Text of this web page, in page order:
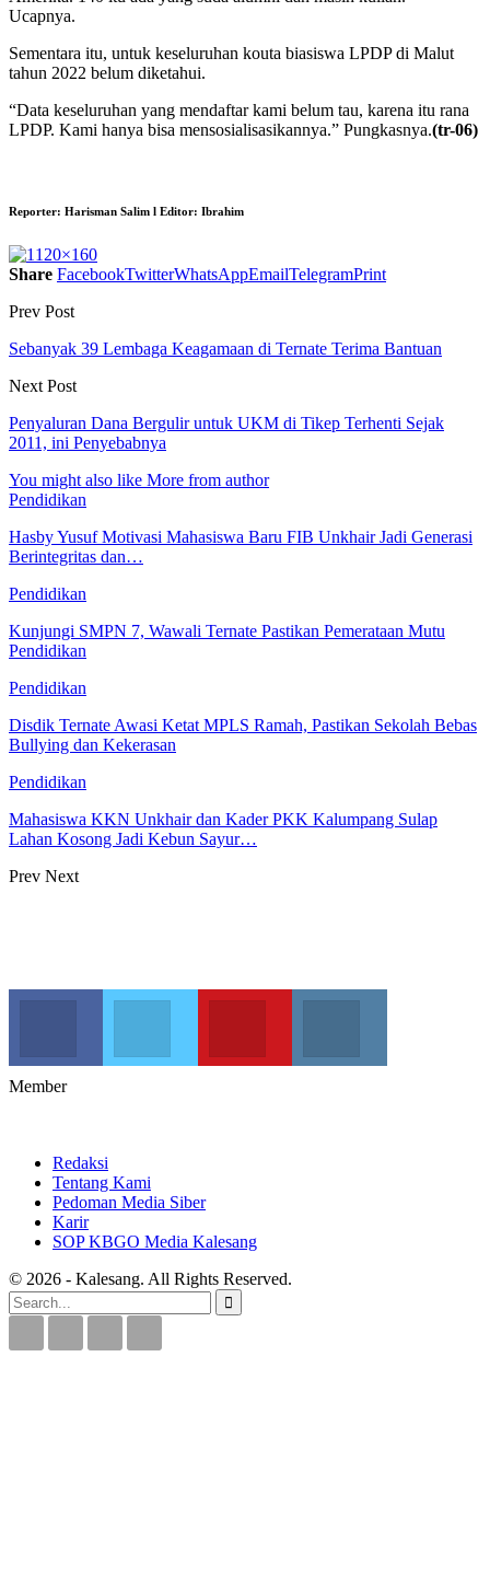
Ucapnya.
Sementara itu, untuk keseluruhan kouta biasiswa LPDP di Malut
tahun 2022 belum diketahui.
“Data keseluruhan yang mendaftar kami belum tau, karena itu rana
LPDP. Kami hanya bisa mensosialisasikannya.” Pungkasnya.(tr-06)
Reporter: Harisman Salim l Editor: Ibrahim
Share FacebookTwitterWhatsAppEmailTelegramPrint
Prev Post
Sebanyak 39 Lembaga Keagamaan di Ternate Terima Bantuan
Next Post
Penyaluran Dana Bergulir untuk UKM di Tikep Terhenti Sejak
2011, ini Penyebabnya
You might also like More from author
Pendidikan
Hasby Yusuf Motivasi Mahasiswa Baru FIB Unkhair Jadi Generasi
Berintegritas dan…
Pendidikan
Kunjungi SMPN 7, Wawali Ternate Pastikan Pemerataan Mutu
Pendidikan
Pendidikan
Disdik Ternate Awasi Ketat MPLS Ramah, Pastikan Sekolah Bebas
Bullying dan Kekerasan
Pendidikan
Mahasiswa KKN Unkhair dan Kader PKK Kalumpang Sulap
Lahan Kosong Jadi Kebun Sayur…
Prev Next
Member
Redaksi
Tentang Kami
Pedoman Media Siber
Karir
SOP KBGO Media Kalesang
© 2026 - Kalesang. All Rights Reserved.